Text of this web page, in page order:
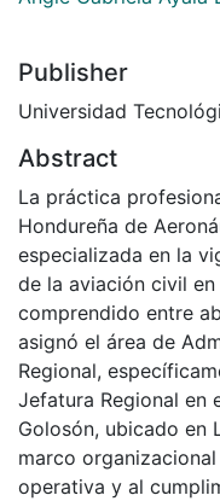
Publisher
Universidad
Abstract
La práctica
Hondureña de
especializada en la
de la aviación civil
comprendido entre
asignó el área de
Regional,
Jefatura Regional en
Golosón, ubicado en
marco
operativa y al